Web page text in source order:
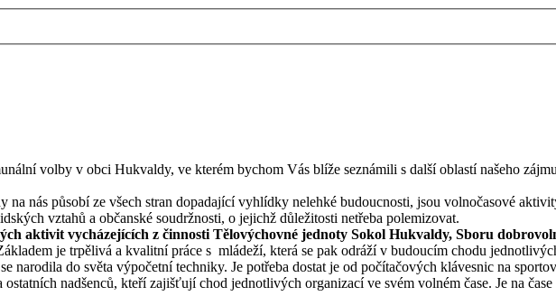
volby v obci Hukvaldy, ve kterém bychom Vás blíže seznámili s další oblastí našeho
nás působí ze všech stran dopadající vyhlídky nelehké budoucnosti, jsou volnočasové
vztahů a občanské soudržnosti, o jejichž důležitosti netřeba polemizovat.
aktivit vycházejících z činnosti Tělovýchovné jednoty Sokol Hukvaldy, Sboru
je trpělivá a kvalitní práce s mládeží, která se pak odráží v budoucím chodu
narodila do světa výpočetní techniky. Je potřeba dostat je od počítačových klávesnic na
nadšenců, kteří zajišťují chod jednotlivých organizací ve svém volném čase. Je na